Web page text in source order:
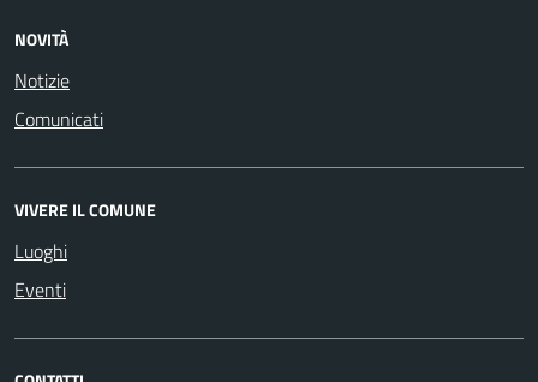
NOVITÀ
Notizie
Comunicati
VIVERE IL COMUNE
Luoghi
Eventi